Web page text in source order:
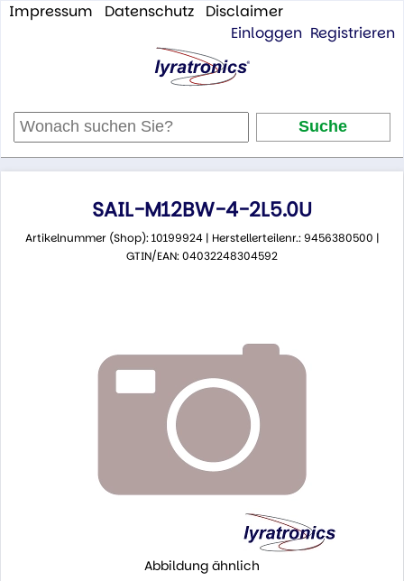
Impressum Datenschutz
Disclaimer
Einloggen Registrieren
SAIL-M12BW-4-2L5.0U
Artikelnummer (Shop): 10199924 | Herstellerteilenr.: 9456380500 |
GTIN/EAN: 04032248304592
Abbildung ähnlich